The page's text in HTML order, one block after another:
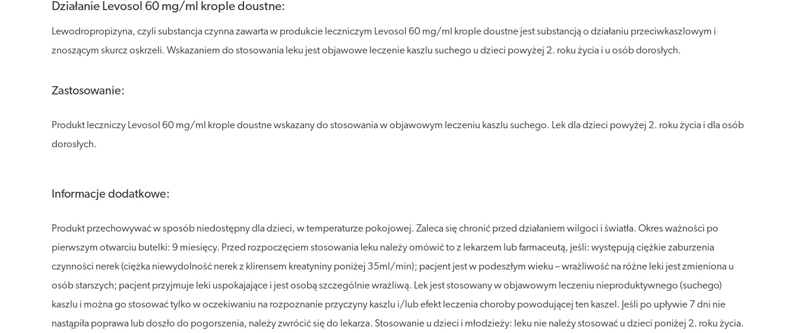
Działanie Levosol 60 mg/ml krople doustne:
Lewodropropizyna, czyli substancja czynna zawarta w produkcie leczniczym Levosol 60 mg/ml krople doustne jest substancją o działaniu przeciwkaszlowym i
znoszącym skurcz oskrzeli. Wskazaniem do stosowania leku jest objawowe leczenie kaszlu suchego u dzieci powyżej 2. roku życia i u osób dorosłych.
Zastosowanie:
Produkt leczniczy Levosol 60 mg/ml krople doustne wskazany do stosowania w objawowym leczeniu kaszlu suchego. Lek dla dzieci powyżej 2. roku życia i dla osób
dorosłych.
Informacje dodatkowe:
Produkt przechowywać w sposób niedostępny dla dzieci, w temperaturze pokojowej. Zaleca się chronić przed działaniem wilgoci i światła. Okres ważności po
pierwszym otwarciu butelki: 9 miesięcy. Przed rozpoczęciem stosowania leku należy omówić to z lekarzem lub farmaceutą, jeśli: występują ciężkie zaburzenia
czynności nerek (ciężka niewydolność nerek z klirensem kreatyniny poniżej 35ml/min); pacjent jest w podeszłym wieku – wrażliwość na różne leki jest zmieniona u
osób starszych; pacjent przyjmuje leki uspokajające i jest osobą szczególnie wrażliwą. Lek jest stosowany w objawowym leczeniu nieproduktywnego (suchego)
kaszlu i można go stosować tylko w oczekiwaniu na rozpoznanie przyczyny kaszlu i/lub efekt leczenia choroby powodującej ten kaszel. Jeśli po upływie 7 dni nie
nastąpiła poprawa lub doszło do pogorszenia, należy zwrócić się do lekarza. Stosowanie u dzieci i młodzieży: leku nie należy stosować u dzieci poniżej 2. roku życia.